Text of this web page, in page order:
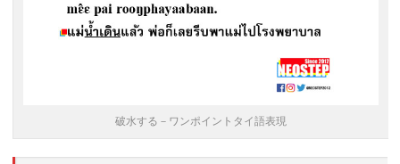
破水する－ワンポイントタイ語表現